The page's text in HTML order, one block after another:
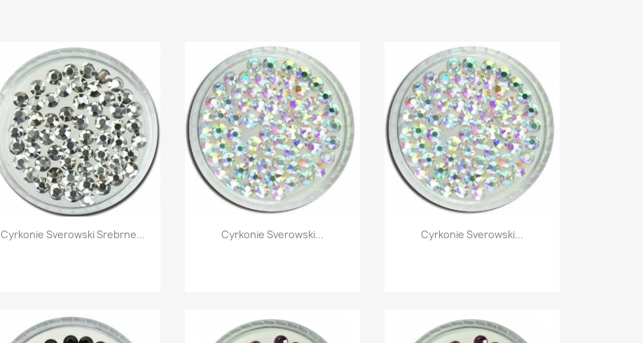
Szybki podgląd
Cyrkonie Sverowski Srebrne... Szybki podgląd
Cyrkonie Sverowski... Szybki podgląd
Cyrkonie Sverowski...